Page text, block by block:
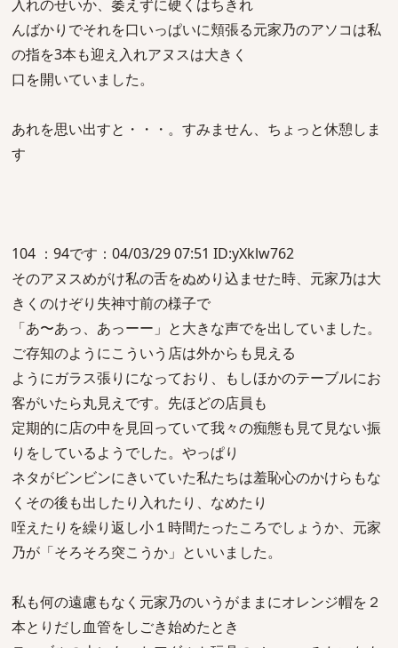
入れのせいか、萎えずに硬くはちきれ
んばかりでそれを口いっぱいに頬張る元家乃のアソコは私
の指を3本も迎え入れアヌスは大きく
口を開いていました。
あれを思い出すと・・・。すみません、ちょっと休憩しま
す
104 ：94です：04/03/29 07:51 ID:yXklw762
そのアヌスめがけ私の舌をぬめり込ませた時、元家乃は大
きくのけぞり失神寸前の様子で
「あ〜あっ、あっーー」と大きな声でを出していました。
ご存知のようにこういう店は外からも見える
ようにガラス張りになっており、もしほかのテーブルにお
客がいたら丸見えです。先ほどの店員も
定期的に店の中を見回っていて我々の痴態も見て見ない振
りをしているようでした。やっぱり
ネタがビンビンにきいていた私たちは羞恥心のかけらもな
くその後も出したり入れたり、なめたり
咥えたりを繰り返し小１時間たったころでしょうか、元家
乃が「そろそろ突こうか」といいました。
私も何の遠慮もなく元家乃のいうがままにオレンジ帽を２
本とりだし血管をしごき始めたとき